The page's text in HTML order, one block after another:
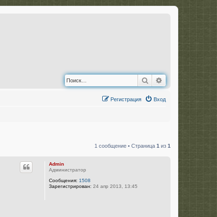
Поиск Расширенный
Вход
Регистрация
1 сообщение • Страница 1 из 1
Admin
Администратор
Сообщения: 1508
Зарегистрирован: 24 апр 2013, 13:45